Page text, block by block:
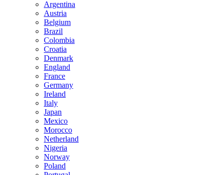
Argentina
Austria
Belgium
Brazil
Colombia
Croatia
Denmark
England
France
Germany
Ireland
Italy
Japan
Mexico
Morocco
Netherland
Nigeria
Norway
Poland